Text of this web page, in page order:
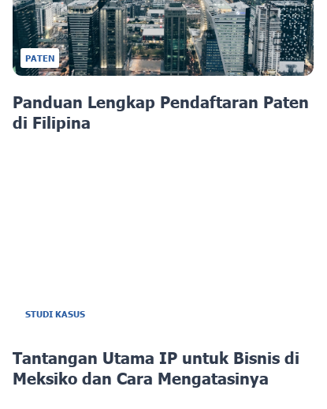
PATEN
Panduan Lengkap Pendaftaran Paten
di Filipina
STUDI KASUS
Tantangan Utama IP untuk Bisnis di
Meksiko dan Cara Mengatasinya